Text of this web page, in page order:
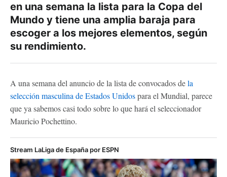
en una semana la lista para la Copa del
Mundo y tiene una amplia baraja para
escoger a los mejores elementos, según
su rendimiento.
A una semana del anuncio de la lista de convocados dela
selección masculina de Estados Unidospara el Mundial, parece
que ya sabemos casi todo sobre lo que hará el seleccionador
Mauricio Pochettino.
Stream LaLiga de España por ESPN